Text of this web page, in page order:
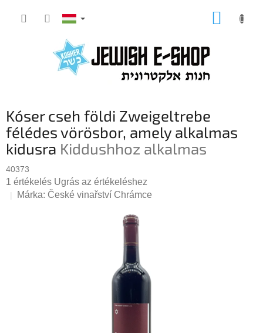
KOSÁR
Kóser cseh földi Zweigeltrebe
félédes vörösbor, amely alkalmas
kidusra Kiddushhoz alkalmas
40373
A
termék
1 értékelés Ugrás az értékeléshez
Márka: České vinařství Chrámce